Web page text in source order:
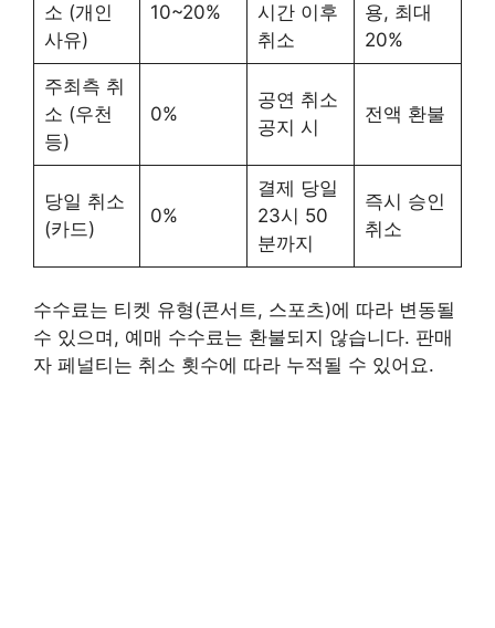
소 (개인
사유)
10~20%
시간 이후
취소
용, 최대
20%
주최측 취
소 (우천
등)
0%
공연 취소
공지 시
전액 환불
당일 취소
(카드)
0%
결제 당일
23시 50
분까지
즉시 승인
취소
수수료는 티켓 유형(콘서트, 스포츠)에 따라 변동될
수 있으며, 예매 수수료는 환불되지 않습니다. 판매
자 페널티는 취소 횟수에 따라 누적될 수 있어요.